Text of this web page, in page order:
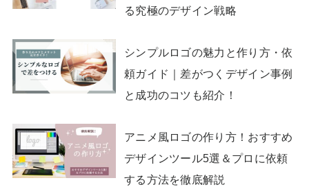
る究極のデザイン戦略
シンプルロゴの魅力と作り方・依
頼ガイド｜差がつくデザイン事例
と成功のコツも紹介！
アニメ風ロゴの作り方！おすすめ
デザインツール5選＆プロに依頼
する方法を徹底解説